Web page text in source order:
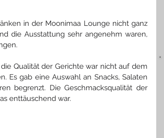
in der Moonimaa Lounge nicht ganz
die Ausstattung sehr angenehm waren,
Qualität der Gerichte war nicht auf dem
Es gab eine Auswahl an Snacks, Salaten
begrenzt. Die Geschmacksqualität der
enttäuschend war.